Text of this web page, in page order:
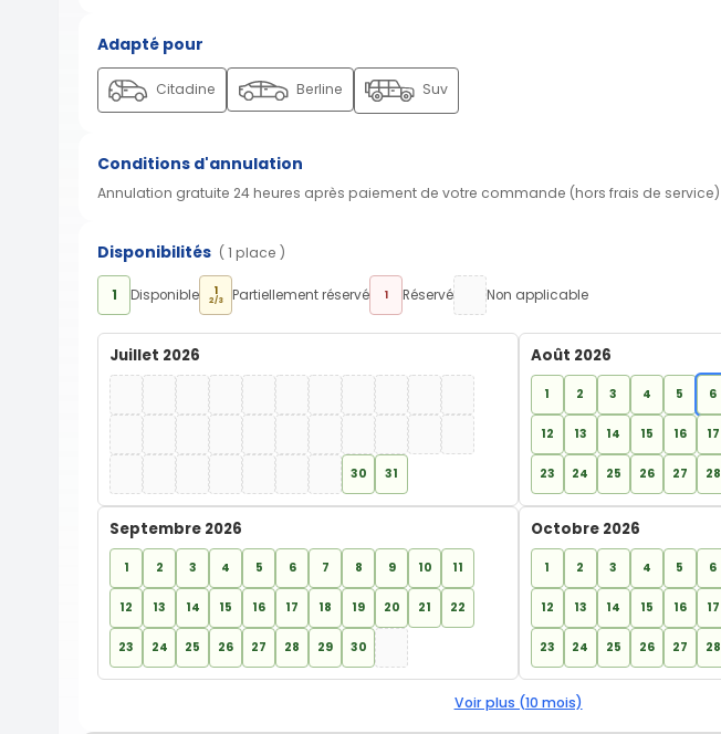
Adapté pour
Citadine Berline Suv
Conditions d'annulation
Annulation gratuite 24 heures après paiement de votre commande (hors frais de service)
Disponibilités ( 1 place )
1 Disponible 1
2/3 Partiellement réservé 1 Réservé Non applicable
Juillet 2026
30 31
Août 2026
1 2 3 4 5 6
12 13 14 15 16 17
23 24 25 26 27 28
Septembre 2026
1 2 3 4 5 6 7 8 9 10 11
12 13 14 15 16 17 18 19 20 21 22
23 24 25 26 27 28 29 30
Octobre 2026
1 2 3 4 5 6
12 13 14 15 16 17
23 24 25 26 27 28
Voir plus (10 mois)